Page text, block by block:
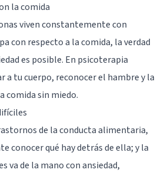
la comida
viven constantemente con
con respecto a la comida, la verdad
es posible. En psicoterapia
a tu cuerpo, reconocer el hambre y la
comida sin miedo.
de la conducta alimentaria,
conocer qué hay detrás de ella; y la
va de la mano con ansiedad,